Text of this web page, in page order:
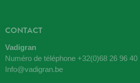
CONTACT
Vadigran
Numéro de téléphone +32(0)68 26 96 40
Info@vadigran.be